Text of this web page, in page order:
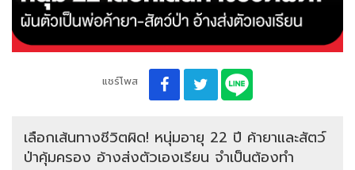
แชร์โพส
เลือกเส้นทางชีวิตผิด! หนุ่มอายุ 22 ปี ค้ายาและสัตว์
ป่าคุ้มครอง อ้างส่งตัวเองเรียน จำเป็นต้องทำ